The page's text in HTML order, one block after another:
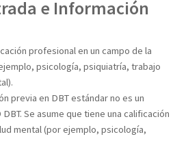
e Información
profesional en un campo de la
psicología, psiquiatría, trabajo
previa en DBT estándar no es un
Se asume que tiene una calificación
mental (por ejemplo, psicología,